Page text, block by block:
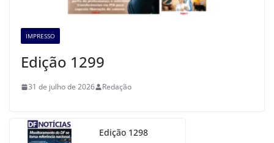
IMPRESSO
Edição 1299
31 de julho de 2026 Redação
Edição 1298